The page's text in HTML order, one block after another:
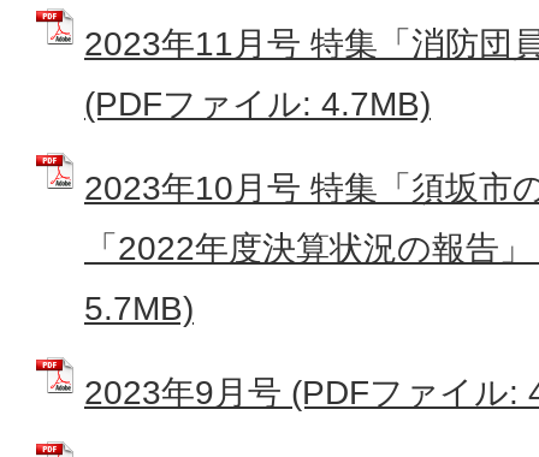
2023年11月号 特集「消防団
(PDFファイル: 4.7MB)
2023年10月号 特集「須坂市
「2022年度決算状況の報告
5.7MB)
2023年9月号 (PDFファイル: